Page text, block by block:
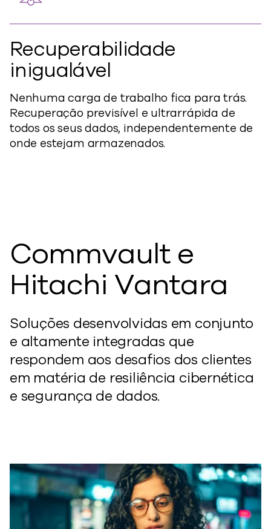
Recuperabilidade
inigualável
Nenhuma carga de trabalho fica para trás.
Recuperação previsível e ultrarrápida de
todos os seus dados, independentemente de
onde estejam armazenados.
Commvault e
Hitachi Vantara
Soluções desenvolvidas em conjunto
e altamente integradas que
respondem aos desafios dos clientes
em matéria de resiliência cibernética
e segurança de dados.